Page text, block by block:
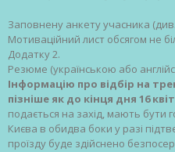
Заповнену анкету учасника (див.
Мотиваційний лист обсягом не
Додатку 2.
Резюме (українською або
Інформацію про відбір на
пізніше як до кінця дня 16
подається на захід, мають бути
Києва в обидва боки у разі
проїзду буде здійснено